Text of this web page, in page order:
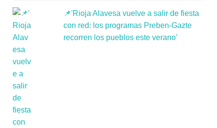
📌'Rioja Alavesa vuelve a salir de fiesta
con red: los programas Preben-Gazte
recorren los pueblos este verano'